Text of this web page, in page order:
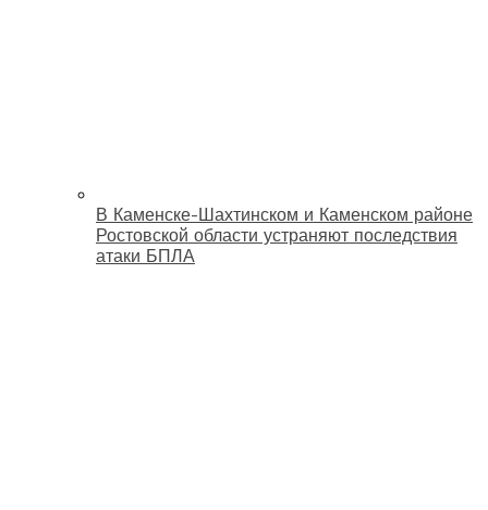
В Каменске-Шахтинском и Каменском районе
Ростовской области устраняют последствия
атаки БПЛА